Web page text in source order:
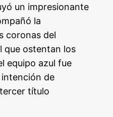
un impresionante
la
coronas del
que ostentan los
equipo azul fue
de
título